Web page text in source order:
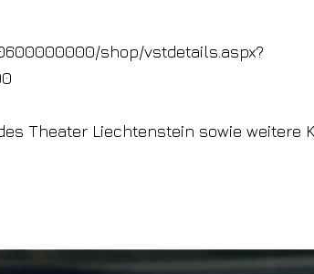
shop/vstdetails.aspx?
Theater Liechtenstein sowie weitere